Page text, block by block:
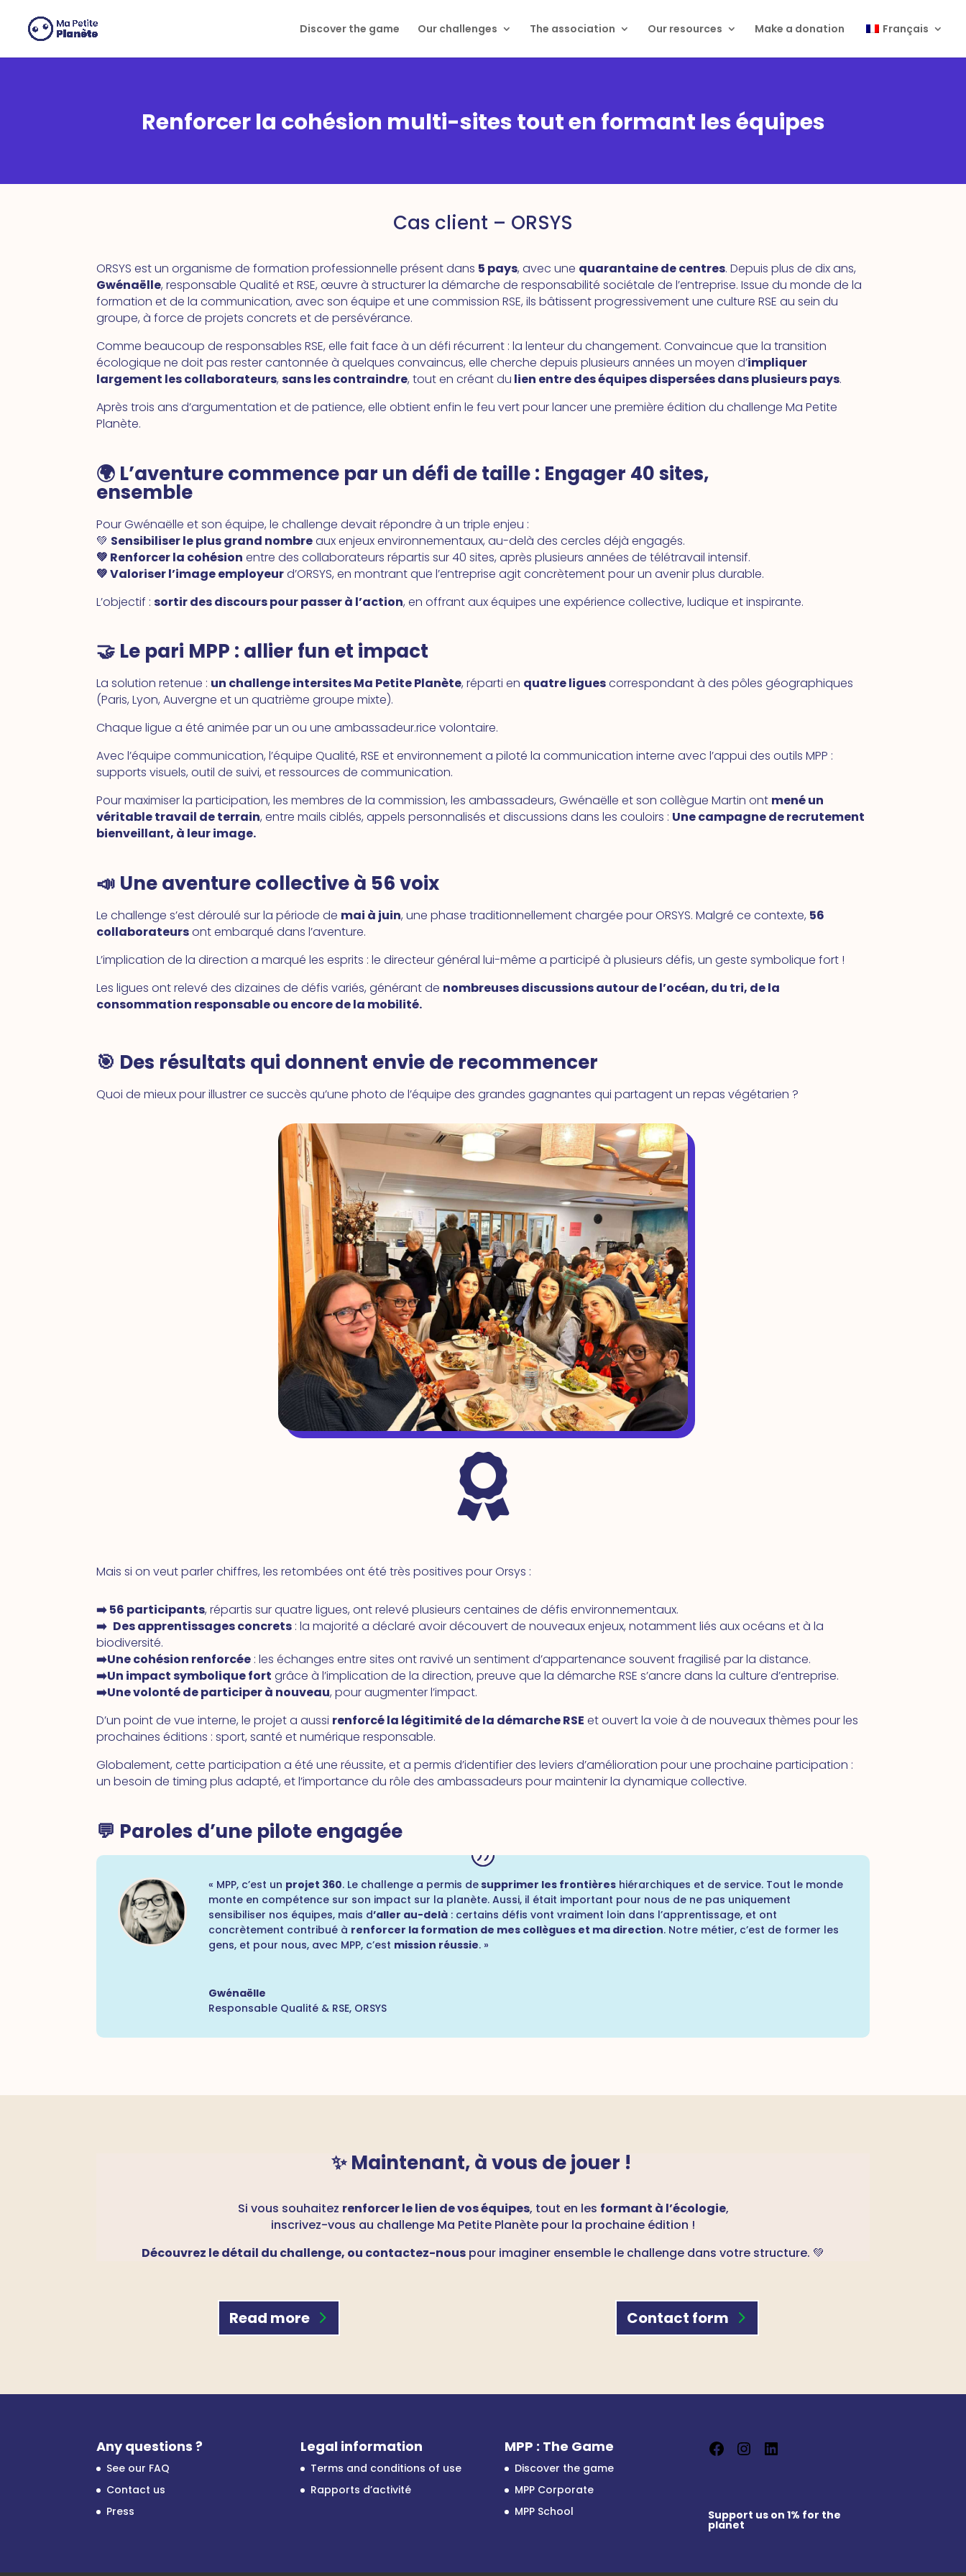
Discover the game Our challenges The association Our resources Make a donation Français
Renforcer la cohésion multi-sites tout en formant les équipes
Cas client – ORSYS
ORSYS est un organisme de formation professionnelle présent dans 5 pays, avec une quarantaine de centres. Depuis plus de dix ans,
Gwénaëlle, responsable Qualité et RSE, œuvre à structurer la démarche de responsabilité sociétale de l’entreprise. Issue du monde de la
formation et de la communication, avec son équipe et une commission RSE, ils bâtissent progressivement une culture RSE au sein du
groupe, à force de projets concrets et de persévérance.
Comme beaucoup de responsables RSE, elle fait face à un défi récurrent : la lenteur du changement. Convaincue que la transition
écologique ne doit pas rester cantonnée à quelques convaincus, elle cherche depuis plusieurs années un moyen d’impliquer
largement les collaborateurs,sans les contraindre, tout en créant du lien entre des équipes dispersées dans plusieurs pays.
Après trois ans d’argumentation et de patience, elle obtient enfin le feu vert pour lancer une première édition du challenge Ma Petite
Planète.
🌍 L’aventure commence par un défi de taille : Engager 40 sites,
ensemble
Pour Gwénaëlle et son équipe, le challenge devait répondre à un triple enjeu :
💚 Sensibiliser le plus grand nombreaux enjeux environnementaux, au-delà des cercles déjà engagés.
💚 Renforcer la cohésion entre des collaborateurs répartis sur 40 sites, après plusieurs années de télétravail intensif.
💚 Valoriser l’image employeurd’ORSYS, en montrant que l’entreprise agit concrètement pour un avenir plus durable.
L’objectif :sortir des discours pour passer à l’action, en offrant aux équipes une expérience collective, ludique et inspirante.
🤝 Le pari MPP : allier fun et impact
La solution retenue : un challenge intersites Ma Petite Planète, réparti en quatre liguescorrespondant à des pôles géographiques
(Paris, Lyon, Auvergne et un quatrième groupe mixte).
Chaque ligue a été animée par un ou une ambassadeur.rice volontaire.
Avec l’équipe communication, l’équipe Qualité, RSE et environnement a piloté la communication interne avec l’appui des outils MPP :
supports visuels, outil de suivi, et ressources de communication.
Pour maximiser la participation, les membres de la commission, les ambassadeurs, Gwénaëlle et son collègue Martin ont mené un
véritable travail de terrain, entre mails ciblés, appels personnalisés et discussions dans les couloirs : Une campagne de recrutement
bienveillant, à leur image.
📣 Une aventure collective à 56 voix
Le challenge s’est déroulé sur la période de mai à juin, une phase traditionnellement chargée pour ORSYS. Malgré ce contexte, 56
collaborateursont embarqué dans l’aventure.
L’implication de la direction a marqué les esprits : le directeur général lui-même a participé à plusieurs défis, un geste symbolique fort !
Les ligues ont relevé des dizaines de défis variés, générant de nombreuses discussions autour de l’océan, du tri, de la
consommation responsable ou encore de la mobilité.
🎯 Des résultats qui donnent envie de recommencer
Quoi de mieux pour illustrer ce succès qu’une photo de l’équipe des grandes gagnantes qui partagent un repas végétarien ?

Mais si on veut parler chiffres, les retombées ont été très positives pour Orsys :
➡️ 56 participants, répartis sur quatre ligues, ont relevé plusieurs centaines de défis environnementaux.
➡️ Des apprentissages concrets : la majorité a déclaré avoir découvert de nouveaux enjeux, notamment liés aux océans et à la
biodiversité.
➡️Une cohésion renforcée : les échanges entre sites ont ravivé un sentiment d’appartenance souvent fragilisé par la distance.
➡️Un impact symbolique fort grâce à l’implication de la direction, preuve que la démarche RSE s’ancre dans la culture d’entreprise.
➡️Une volonté de participer à nouveau, pour augmenter l’impact.
D’un point de vue interne, le projet a aussi renforcé la légitimité de la démarche RSE et ouvert la voie à de nouveaux thèmes pour les
prochaines éditions : sport, santé et numérique responsable.
Globalement, cette participation a été une réussite, et a permis d’identifier des leviers d’amélioration pour une prochaine participation :
un besoin de timing plus adapté, et l’importance du rôle des ambassadeurs pour maintenir la dynamique collective.
💬 Paroles d’une pilote engagée
« MPP, c’est un projet 360. Le challenge a permis desupprimer les frontières hiérarchiques et de service. Tout le monde
monte en compétence sur son impact sur la planète. Aussi, il était important pour nous de ne pas uniquement
sensibiliser nos équipes, mais d’aller au-delà : certains défis vont vraiment loin dans l’apprentissage, et ont
concrètement contribué à renforcer la formation de mes collègues et ma direction. Notre métier, c’est de former les
gens, et pour nous, avec MPP, c’est mission réussie. »
Gwénaëlle
Responsable Qualité & RSE, ORSYS
✨ Maintenant, àvous de jouer !
Si vous souhaitez renforcer le lien de vos équipes, tout en les formant à l’écologie,
inscrivez-vous au challenge Ma Petite Planète pour la prochaine édition !
Découvrez le détail du challenge, ou contactez-nous pour imaginer ensemble le challenge dans votre structure. 💚
Read more Contact form
Any questions ?
See our FAQ
Contact us
Press
Legal information
Terms and conditions of use
Rapports d’activité
MPP : The Game
Discover the game
MPP Corporate
MPP School
FacebookInstagram
Support us on 1% for the
planet